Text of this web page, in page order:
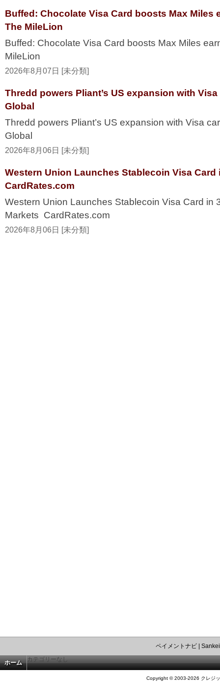
Buffed: Chocolate Visa Card boosts Max Miles
The MileLion
Buffed: Chocolate Visa Card boosts Max Miles
MileLion
2026年8月07日 [未分類]
Thredd powers Pliant’s US expansion with
Global
Thredd powers Pliant’s US expansion with Visa
Global
2026年8月06日 [未分類]
Western Union Launches Stablecoin Visa Card
CardRates.com
Western Union Launches Stablecoin Visa Card in
Markets CardRates.com
2026年8月06日 [未分類]
ペイメントナビ|
ホーム カテゴリーなし
Copyright © 2003-2026 クレジ